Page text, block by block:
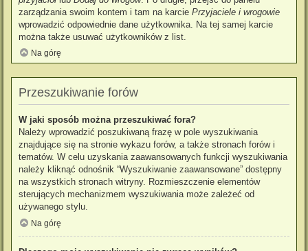
zarządzania swoim kontem i tam na karcie Przyjaciele i wrogowie
wprowadzić odpowiednie dane użytkownika. Na tej samej karcie
można także usuwać użytkowników z list.
Na górę
Przeszukiwanie forów
W jaki sposób można przeszukiwać fora?
Należy wprowadzić poszukiwaną frazę w pole wyszukiwania
znajdujące się na stronie wykazu forów, a także stronach forów i
tematów. W celu uzyskania zaawansowanych funkcji wyszukiwania
należy kliknąć odnośnik “Wyszukiwanie zaawansowane” dostępny
na wszystkich stronach witryny. Rozmieszczenie elementów
sterujących mechanizmem wyszukiwania może zależeć od
używanego stylu.
Na górę